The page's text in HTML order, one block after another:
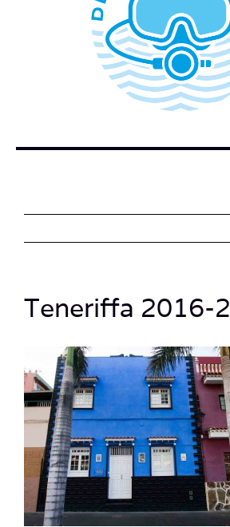
WER STECKT HINTER DEM
BUCH BESTELLEN
Teneriffa 2016-